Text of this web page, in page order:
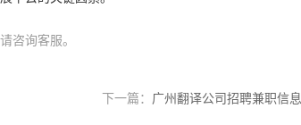
咨询客服。
下一篇： 广州翻译公司招聘兼职信息